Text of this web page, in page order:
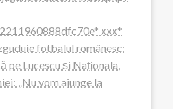
ххх*
fotbalul românesc:
pe Lucescu și Naționala,
„Nu vom ajunge la